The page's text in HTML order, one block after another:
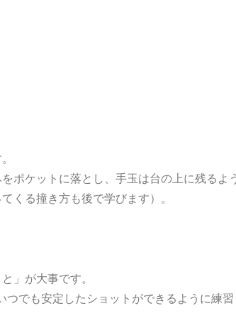
ポケットに落とし、手玉は台の上に残るよ
くる撞き方も後で学びます）。
」が大事です。
でも安定したショットができるように練習